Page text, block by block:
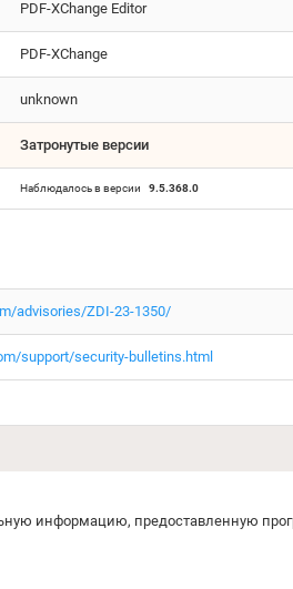
PDF-XChange Editor
PDF-XChange
unknown
Затронутые версии
Наблюдалось в версии 9.5.368.0
advisories/ZDI-23-1350/
support/security-bulletins.html
информацию, предоставленную